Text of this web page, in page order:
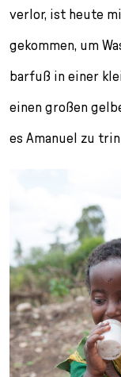
verlor, ist heute
gekommen, um
barfuß in einer
einen großen
es Amanuel zu